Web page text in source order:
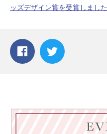
ッズデザイン賞を受賞しました